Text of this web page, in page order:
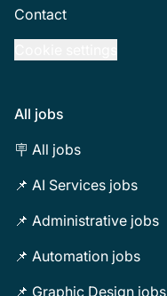
Contact
All jobs
🪧 All jobs
📌 AI Services jobs
📌 Administrative jobs
📌 Automation jobs
📌 Graphic Design jobs